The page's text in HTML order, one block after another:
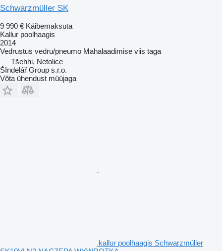
Schwarzmüller SK
9 990 € Käibemaksuta
Kallur poolhaagis
2014
Vedrustus vedru/pneumo Mahalaadimise viis taga
Tšehhi, Netolice
ŠIndelář Group s.r.o.
Võta ühendust müüjaga
kallur poolhaagis Schwarzmüller